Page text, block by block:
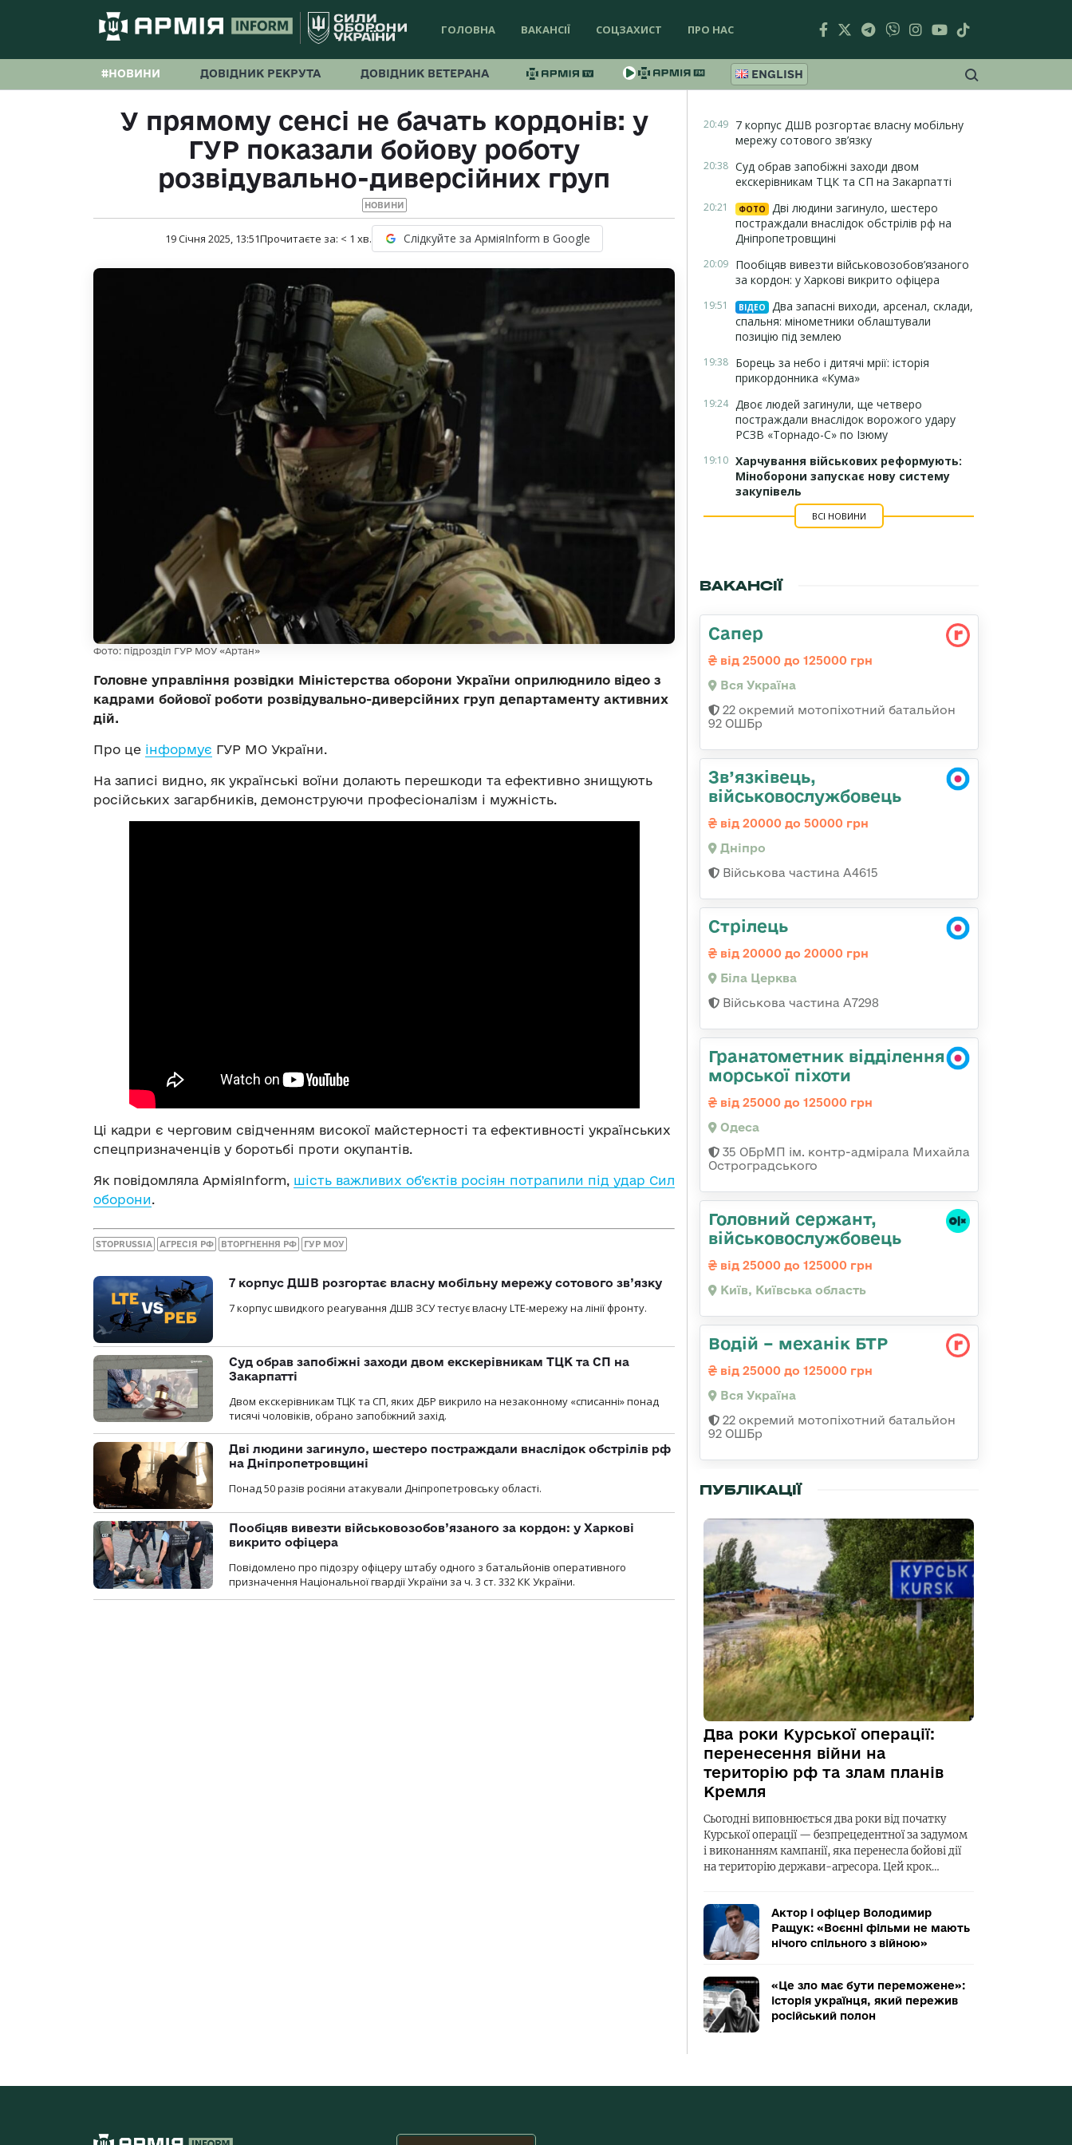
ГОЛОВНА ВАКАНСІЇ СОЦЗАХИСТ ПРО НАС
#НОВИНИ ДОВІДНИК РЕКРУТА ДОВІДНИК ВЕТЕРАНА ENGLISH
У прямому сенсі не бачать кордонів: у
ГУР показали бойову роботу
розвідувально-диверсійних груп
НОВИНИ
19 Січня 2025, 13:51Прочитаєте за: < 1 хв. Слідкуйте за АрміяInform в Google
Фото: підрозділ ГУР МОУ «Артан»
Головне управління розвідки Міністерства оборони України оприлюднило відео з
кадрами бойової роботи розвідувально-диверсійних груп департаменту активних
дій.
Про це інформує ГУР МО України.
На записі видно, як українські воїни долають перешкоди та ефективно знищують
російських загарбників, демонструючи професіоналізм і мужність.
Ці кадри є черговим свідченням високої майстерності та ефективності українських
спецпризначенців у боротьбі проти окупантів.
Як повідомляла АрміяInform, шість важливих об’єктів росіян потрапили під удар Сил
оборони.
STOPRUSSIA АГРЕСІЯ РФ ВТОРГНЕННЯ РФ ГУР МОУ
7 корпус ДШВ розгортає власну мобільну мережу сотового зв’язку
7 корпус швидкого реагування ДШВ ЗСУ тестує власну LTE-мережу на лінії фронту.
Суд обрав запобіжні заходи двом екскерівникам ТЦК та СП на
Закарпатті
Двом екскерівникам ТЦК та СП, яких ДБР викрило на незаконному «списанні» понад
тисячі чоловіків, обрано запобіжний захід.
Дві людини загинуло, шестеро постраждали внаслідок обстрілів рф
на Дніпропетровщині
Понад 50 разів росіяни атакували Дніпропетровську області.
Пообіцяв вивезти військовозобов’язаного за кордон: у Харкові
викрито офіцера
Повідомлено про підозру офіцеру штабу одного з батальйонів оперативного
призначення Національної гвардії України за ч. 3 ст. 332 КК України.
20:49 7 корпус ДШВ розгортає власну мобільну
мережу сотового зв’язку
20:38 Суд обрав запобіжні заходи двом
екскерівникам ТЦК та СП на Закарпатті
20:21 ФОТО
Дві людини загинуло, шестеро
постраждали внаслідок обстрілів рф на
Дніпропетровщині
20:09 Пообіцяв вивезти військовозобов’язаного
за кордон: у Харкові викрито офіцера
19:51 ВІДЕО
Два запасні виходи, арсенал, склади,
спальня: мінометники облаштували
позицію під землею
19:38 Борець за небо і дитячі мрії: історія
прикордонника «Кума»
19:24 Двоє людей загинули, ще четверо
постраждали внаслідок ворожого удару
РСЗВ «Торнадо-С» по Ізюму
19:10 Харчування військових реформують:
Міноборони запускає нову систему
закупівель
ВСІ НОВИНИ
ВАКАНСІЇ
Сапер
від 25000 до 125000 грн
Вся Україна
22 окремий мотопіхотний батальйон
92 ОШБр
Зв’язківець,
військовослужбовець
від 20000 до 50000 грн
Дніпро
Військова частина А4615
Стрілець
від 20000 до 20000 грн
Біла Церква
Військова частина А7298
Гранатометник відділення
морської піхоти
від 25000 до 125000 грн
Одеса
35 ОБрМП ім. контр-адмірала Михайла
Остроградського
Головний сержант,
військовослужбовець
від 25000 до 125000 грн
Київ, Київська область
Водій – механік БТР
від 25000 до 125000 грн
Вся Україна
22 окремий мотопіхотний батальйон
92 ОШБр
ПУБЛІКАЦІЇ
Два роки Курської операції:
перенесення війни на
територію рф та злам планів
Кремля
Сьогодні виповнюється два роки від початку
Курської операції — безпрецедентної за задумом
і виконанням кампанії, яка перенесла бойові дії
на територію держави-агресора. Цей крок…
Актор і офіцер Володимир
Ращук: «Воєнні фільми не мають
нічого спільного з війною»
«Це зло має бути переможене»:
історія українця, який пережив
російський полон